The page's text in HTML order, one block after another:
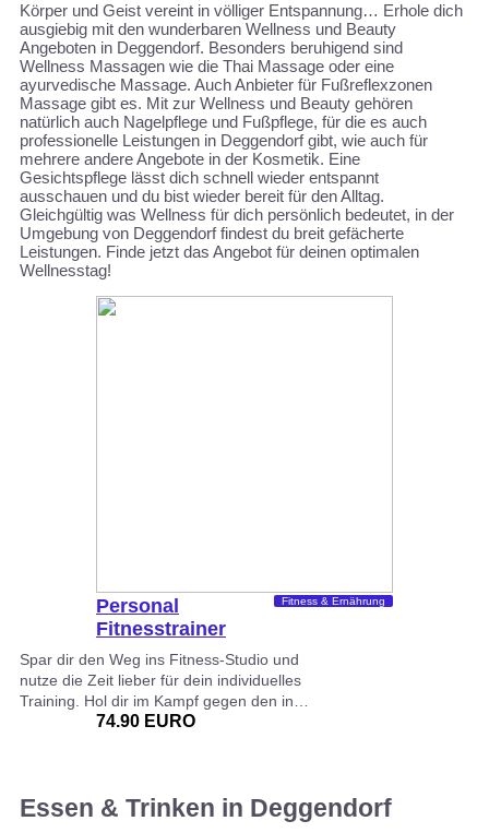
Körper und Geist vereint in völliger Entspannung… Erhole dich
ausgiebig mit den wunderbaren Wellness und Beauty
Angeboten in Deggendorf. Besonders beruhigend sind
Wellness Massagen wie die Thai Massage oder eine
ayurvedische Massage. Auch Anbieter für Fußreflexzonen
Massage gibt es. Mit zur Wellness und Beauty gehören
natürlich auch Nagelpflege und Fußpflege, für die es auch
professionelle Leistungen in Deggendorf gibt, wie auch für
mehrere andere Angebote in der Kosmetik. Eine
Gesichtspflege lässt dich schnell wieder entspannt
ausschauen und du bist wieder bereit für den Alltag.
Gleichgültig was Wellness für dich persönlich bedeutet, in der
Umgebung von Deggendorf findest du breit gefächerte
Leistungen. Finde jetzt das Angebot für deinen optimalen
Wellnesstag!
Personal
Fitnesstrainer
Fitness & Ernährung
Spar dir den Weg ins Fitness-Studio und
nutze die Zeit lieber für dein individuelles
Training. Hol dir im Kampf gegen den in…
74.90 EURO
Essen & Trinken in Deggendorf